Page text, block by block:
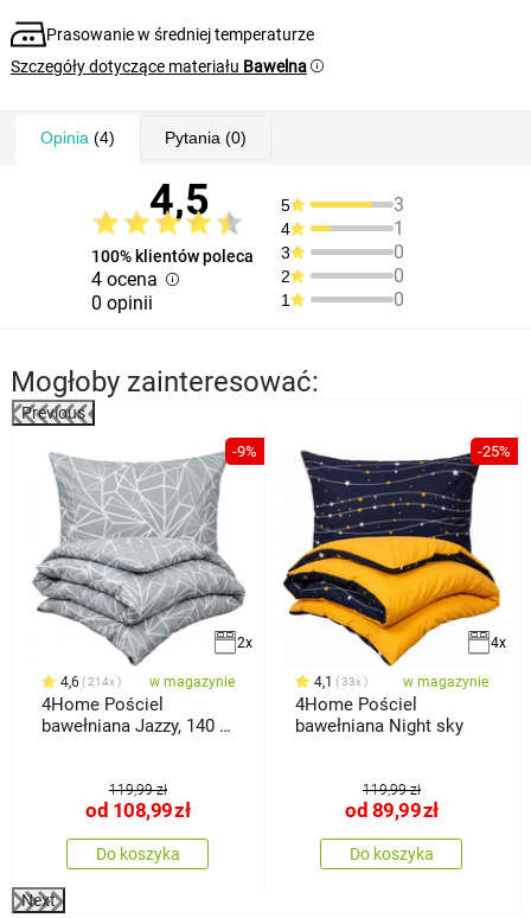
Prasowanie w średniej temperaturze
Szczegóły dotyczące materiału Bawelna
Opinia (4) Pytania (0)
4,5
100% klientów poleca
4 ocena
0 opinii
5 3
4 1
3 0
2 0
1 0
Mogłoby zainteresować:
Previous
-9%
2x
4,6 214x w magazynie
4Home Pościel
bawełniana Jazzy, 140 x
119,99 zł
od 108,99zł
Do koszyka
-25%
4x
4,1 33x w magazynie
4Home Pościel
bawełniana Night sky
119,99 zł
od 89,99zł
Do koszyka
Next